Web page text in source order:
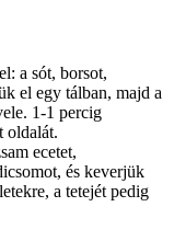
a sót, borsot,
el egy tálban, majd a
1-1 percig
oldalát.
ecetet,
és keverjük
a tetejét pedig